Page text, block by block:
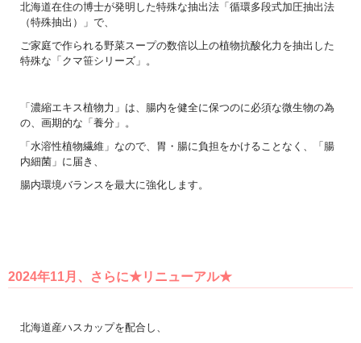
北海道在住の博士が発明した特殊な抽出法「循環多段式加圧抽出法
（特殊抽出）」で、
ご家庭で作られる野菜スープの数倍以上の植物抗酸化力を抽出した
特殊な「クマ笹シリーズ」。
「濃縮エキス植物力」は、腸内を健全に保つのに必須な微生物の為
の、画期的な「養分」。
「水溶性植物繊維」なので、胃・腸に負担をかけることなく、「腸
内細菌」に届き、
腸内環境バランスを最大に強化します。
2024年11月、さらに★リニューアル★
北海道産ハスカップを配合し、